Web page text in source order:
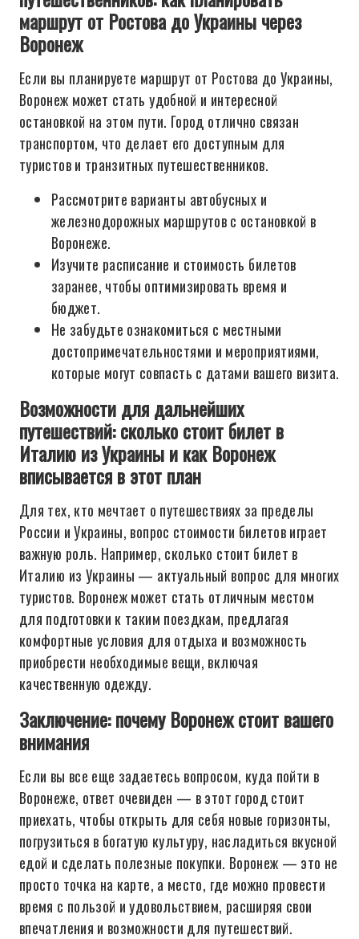
маршрут от Ростова до Украины через
Воронеж
Если вы планируете маршрут от Ростова до Украины,
Воронеж может стать удобной и интересной
остановкой на этом пути. Город отлично связан
транспортом, что делает его доступным для
туристов и транзитных путешественников.
Рассмотрите варианты автобусных и
железнодорожных маршрутов с остановкой в
Воронеже.
Изучите расписание и стоимость билетов
заранее, чтобы оптимизировать время и
бюджет.
Не забудьте ознакомиться с местными
достопримечательностями и мероприятиями,
которые могут совпасть с датами вашего визита.
Возможности для дальнейших
путешествий: сколько стоит билет в
Италию из Украины и как Воронеж
вписывается в этот план
Для тех, кто мечтает о путешествиях за пределы
России и Украины, вопрос стоимости билетов играет
важную роль. Например, сколько стоит билет в
Италию из Украины — актуальный вопрос для многих
туристов. Воронеж может стать отличным местом
для подготовки к таким поездкам, предлагая
комфортные условия для отдыха и возможность
приобрести необходимые вещи, включая
качественную одежду.
Заключение: почему Воронеж стоит вашего
внимания
Если вы все еще задаетесь вопросом, куда пойти в
Воронеже, ответ очевиден — в этот город стоит
приехать, чтобы открыть для себя новые горизонты,
погрузиться в богатую культуру, насладиться вкусной
едой и сделать полезные покупки. Воронеж — это не
просто точка на карте, а место, где можно провести
время с пользой и удовольствием, расширяя свои
впечатления и возможности для путешествий.